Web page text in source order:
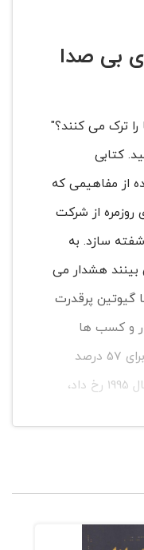
بی صدا
را ترک می کنند؟"
کتابی
از مفاهیمی که
روزمره از شرکت
سازد. به
بینند هشدار می
گیوتین پرقدرت
و کسب‌ ها
بیرون رانده می شوند. همچنان‌که برای 57 درصد
شرکت های برتر فورچون 500 در سال 1995 رخ داد،
دهد که
ها را
در